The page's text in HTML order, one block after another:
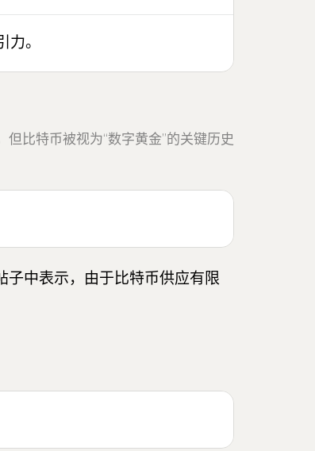
。
比特币被视为“数字黄金”的关键历史
子中表示，由于比特币供应有限